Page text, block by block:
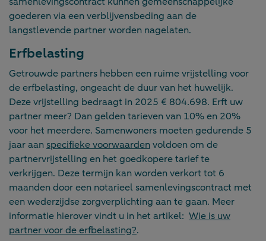
goederen via een verblijvensbeding aan de
langstlevende partner worden nagelaten.
Erfbelasting
Getrouwde partners hebben een ruime vrijstelling voor
de erfbelasting, ongeacht de duur van het huwelijk.
Deze vrijstelling bedraagt in 2025 € 804.698. Erft uw
partner meer? Dan gelden tarieven van 10% en 20%
voor het meerdere. Samenwoners moeten gedurende 5
jaar aan specifieke voorwaardenvoldoen om de
partnervrijstelling en het goedkopere tarief te
verkrijgen. Deze termijn kan worden verkort tot 6
maanden door een notarieel samenlevingscontract met
een wederzijdse zorgverplichting aan te gaan. Meer
informatie hierover vindt u in het artikel: Wie is uw
partner voor de erfbelasting?.